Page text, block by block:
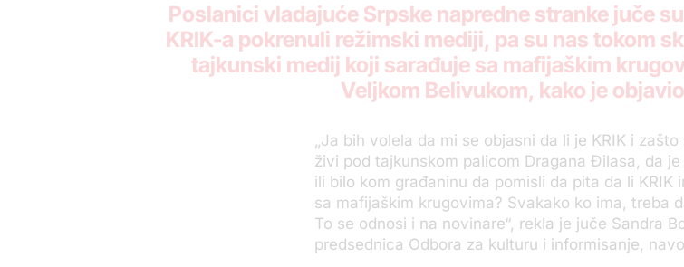
Poslanici vladajuće Srpske napredne stranke juče
KRIK-a pokrenuli režimski mediji, pa su nas tokom
tajkunski medij koji sarađuje sa mafijaškim
Veljkom Belivukom, kako je
„Ja bih volela da mi se objasni da li je KRIK i
živi pod tajkunskom palicom Dragana Đilasa, da
ili bilo kom građaninu da pomisli da pita da li KRIK
sa mafijaškim krugovima? Svakako ko ima, treba
To se odnosi i na novinare“, rekla je juče Sandra
predsednica Odbora za kulturu i informisanje,